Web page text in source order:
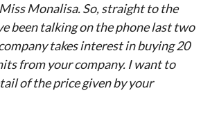
Monalisa. So, straight to the
been talking on the phone last two
takes interest in buying 20
from your company. I want to
of the price given by your